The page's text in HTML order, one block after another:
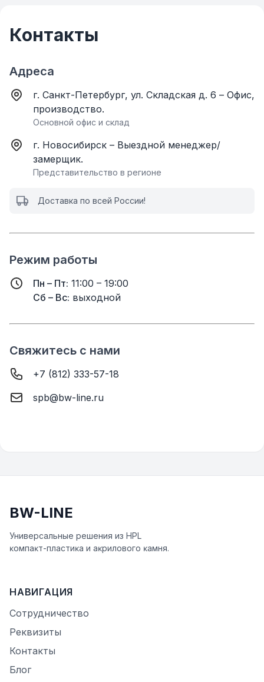
Контакты
Адреса
г. Санкт-Петербург, ул. Складская д. 6 – Офис,
производство.
Основной офис и склад
г. Новосибирск – Выездной менеджер/
замерщик.
Представительство в регионе
Доставка по всей России!
Режим работы
Пн – Пт: 11:00 – 19:00
Сб – Вс: выходной
Свяжитесь с нами
+7 (812) 333-57-18
spb@bw-line.ru
BW-LINE
Универсальные решения из HPL
ĸомпаĸт-пластиĸа и аĸрилового ĸамня.
НАВИГАЦИЯ
Сотрудничество
Реквизиты
Контакты
Блог